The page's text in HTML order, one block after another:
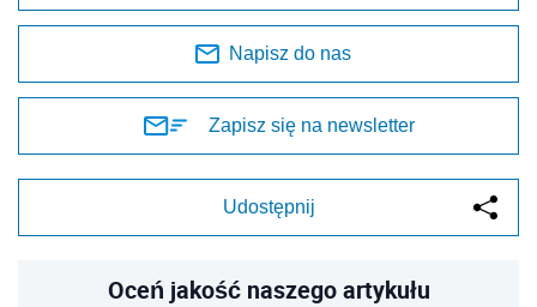
Napisz do nas
Zapisz się na newsletter
Udostępnij
Oceń jakość naszego artykułu